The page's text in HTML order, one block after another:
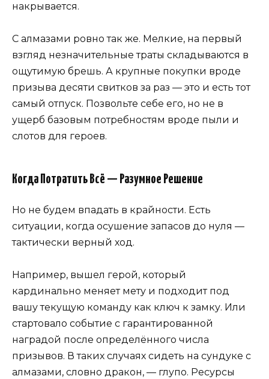
накрывается.
С алмазами ровно так же. Мелкие, на первый
взгляд незначительные траты складываются в
ощутимую брешь. А крупные покупки вроде
призыва десяти свитков за раз — это и есть тот
самый отпуск. Позвольте себе его, но не в
ущерб базовым потребностям вроде пыли и
слотов для героев.
Когда Потратить Всё — Разумное Решение
Но не будем впадать в крайности. Есть
ситуации, когда осушение запасов до нуля —
тактически верный ход.
Например, вышел герой, который
кардинально меняет мету и подходит под
вашу текущую команду как ключ к замку. Или
стартовало событие с гарантированной
наградой после определённого числа
призывов. В таких случаях сидеть на сундуке с
алмазами, словно дракон, — глупо. Ресурсы